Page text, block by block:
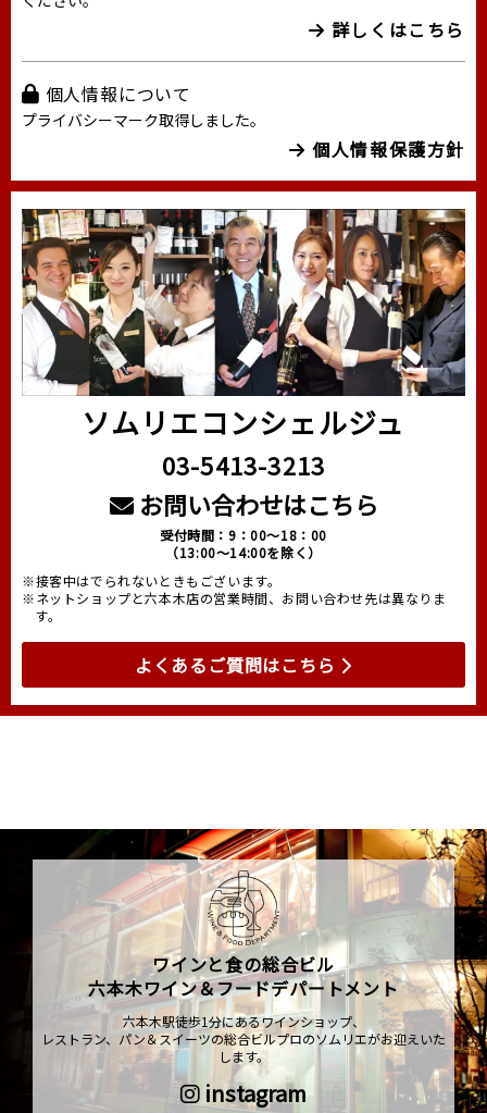
詳しくはこちら
個人情報について
プライバシーマーク取得しました。
個人情報保護方針
ソムリエコンシェルジュ
03-5413-3213
お問い合わせはこちら
受付時間：9：00～18：00
（13:00～14:00を除く）
※接客中はでられないときもございます。
※ネットショップと六本木店の営業時間、お問い合わせ先は異なりま
す。
よくあるご質問はこちら
ワインと食の総合ビル
六本木ワイン＆フードデパートメント
六本木駅徒歩1分にあるワインショップ、
レストラン、パン＆スイーツの総合ビルプロのソムリエがお迎えいた
します。
instagram